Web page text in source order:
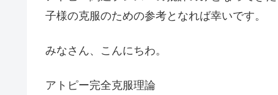
子様の克服のための参考となれば幸いです。
みなさん、こんにちわ。
アトピー完全克服理論